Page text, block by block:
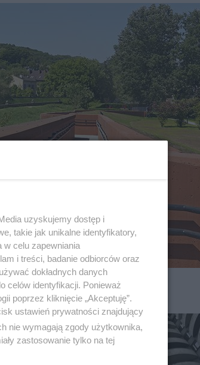
uzyskujemy dostęp i
takie jak unikalne identyfikatory,
w celu zapewniania
i treści, badanie odbiorców oraz
dokładnych danych
celów identyfikacji. Ponieważ
poprzez kliknięcie „Akceptuję”.
ustawień prywatności znajdujący
nie wymagają zgody użytkownika,
zastosowanie tylko na tej